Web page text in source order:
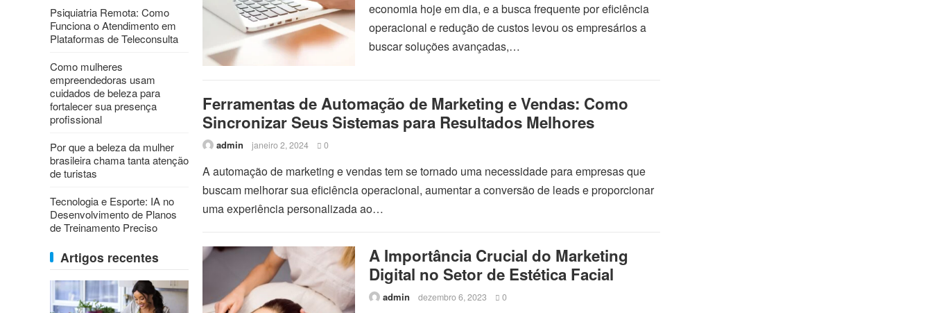
economia hoje em dia, e a busca frequente por eficiência
operacional e redução de custos levou os empresários a
buscar soluções avançadas,…
Ferramentas de Automação de Marketing e Vendas: Como
Sincronizar Seus Sistemas para Resultados Melhores
admin janeiro 2, 2024 0
A automação de marketing e vendas tem se tornado uma necessidade para empresas que
buscam melhorar sua eficiência operacional, aumentar a conversão de leads e proporcionar
uma experiência personalizada ao…
A Importância Crucial do Marketing
Digital no Setor de Estética Facial
admin dezembro 6, 2023 0
Psiquiatria Remota: Como
Funciona o Atendimento em
Plataformas de Teleconsulta
Como mulheres
empreendedoras usam
cuidados de beleza para
fortalecer sua presença
profissional
Por que a beleza da mulher
brasileira chama tanta atenção
de turistas
Tecnologia e Esporte: IA no
Desenvolvimento de Planos
de Treinamento Preciso
Artigos recentes